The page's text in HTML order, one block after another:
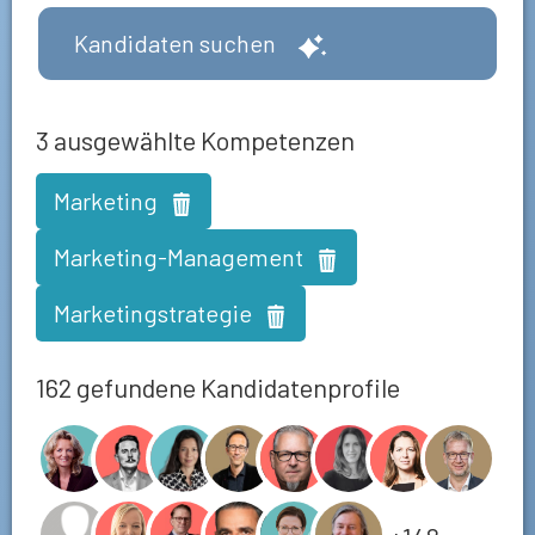
Kandidaten suchen
3 ausgewählte Kompetenzen
Marketing
Marketing-Management
Marketingstrategie
162 gefundene Kandidatenprofile